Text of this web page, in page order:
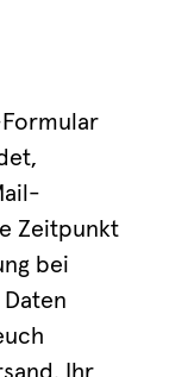
Zeitpunkt
bei